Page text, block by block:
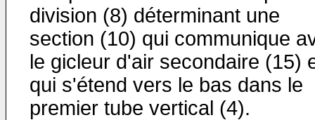
division (8) dé­terminant une
section (10) qui communique
le gicleur d'air secon­daire (15)
qui s'étend vers le bas dans le
premier tube vertical (4).